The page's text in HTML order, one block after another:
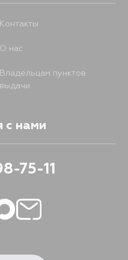
Контакты
О нас
Владельцам пунктов
выдачи
с нами
75-11